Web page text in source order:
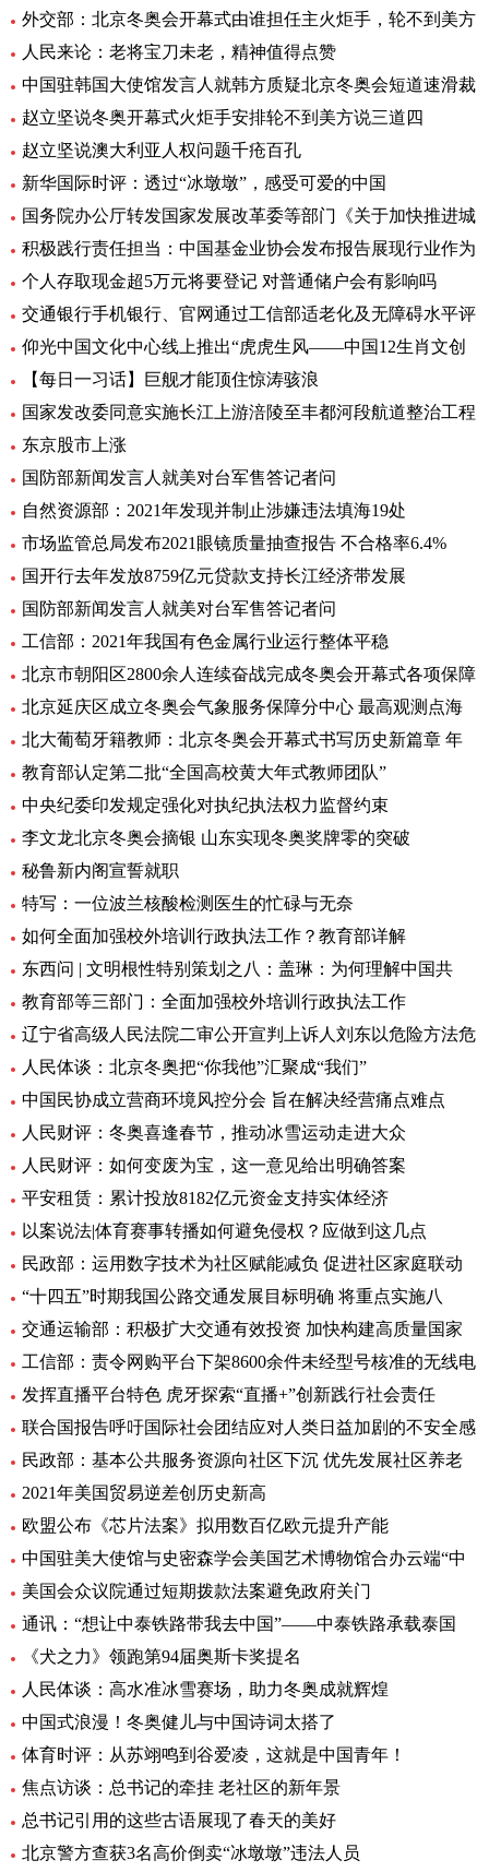
外交部：北京冬奥会开幕式由谁担任主火炬手，轮不到美方
人民来论：老将宝刀未老，精神值得点赞
中国驻韩国大使馆发言人就韩方质疑北京冬奥会短道速滑裁
赵立坚说冬奥开幕式火炬手安排轮不到美方说三道四
赵立坚说澳大利亚人权问题千疮百孔
新华国际时评：透过“冰墩墩”，感受可爱的中国
国务院办公厅转发国家发展改革委等部门《关于加快推进城
积极践行责任担当：中国基金业协会发布报告展现行业作为
个人存取现金超5万元将要登记 对普通储户会有影响吗
交通银行手机银行、官网通过工信部适老化及无障碍水平评
仰光中国文化中心线上推出“虎虎生风——中国12生肖文创
【每日一习话】巨舰才能顶住惊涛骇浪
国家发改委同意实施长江上游涪陵至丰都河段航道整治工程
东京股市上涨
国防部新闻发言人就美对台军售答记者问
自然资源部：2021年发现并制止涉嫌违法填海19处
市场监管总局发布2021眼镜质量抽查报告 不合格率6.4%
国开行去年发放8759亿元贷款支持长江经济带发展
国防部新闻发言人就美对台军售答记者问
工信部：2021年我国有色金属行业运行整体平稳
北京市朝阳区2800余人连续奋战完成冬奥会开幕式各项保障
北京延庆区成立冬奥会气象服务保障分中心 最高观测点海
北大葡萄牙籍教师：北京冬奥会开幕式书写历史新篇章 年
教育部认定第二批“全国高校黄大年式教师团队”
中央纪委印发规定强化对执纪执法权力监督约束
李文龙北京冬奥会摘银 山东实现冬奥奖牌零的突破
秘鲁新内阁宣誓就职
特写：一位波兰核酸检测医生的忙碌与无奈
如何全面加强校外培训行政执法工作？教育部详解
东西问 | 文明根性特别策划之八：盖琳：为何理解中国共
教育部等三部门：全面加强校外培训行政执法工作
辽宁省高级人民法院二审公开宣判上诉人刘东以危险方法危
人民体谈：北京冬奥把“你我他”汇聚成“我们”
中国民协成立营商环境风控分会 旨在解决经营痛点难点
人民财评：冬奥喜逢春节，推动冰雪运动走进大众
人民财评：如何变废为宝，这一意见给出明确答案
平安租赁：累计投放8182亿元资金支持实体经济
以案说法|体育赛事转播如何避免侵权？应做到这几点
民政部：运用数字技术为社区赋能减负 促进社区家庭联动
“十四五”时期我国公路交通发展目标明确 将重点实施八
交通运输部：积极扩大交通有效投资 加快构建高质量国家
工信部：责令网购平台下架8600余件未经型号核准的无线电
发挥直播平台特色 虎牙探索“直播+”创新践行社会责任
联合国报告呼吁国际社会团结应对人类日益加剧的不安全感
民政部：基本公共服务资源向社区下沉 优先发展社区养老
2021年美国贸易逆差创历史新高
欧盟公布《芯片法案》拟用数百亿欧元提升产能
中国驻美大使馆与史密森学会美国艺术博物馆合办云端“中
美国会众议院通过短期拨款法案避免政府关门
通讯：“想让中泰铁路带我去中国”——中泰铁路承载泰国
《犬之力》领跑第94届奥斯卡奖提名
人民体谈：高水准冰雪赛场，助力冬奥成就辉煌
中国式浪漫！冬奥健儿与中国诗词太搭了
体育时评：从苏翊鸣到谷爱凌，这就是中国青年！
焦点访谈：总书记的牵挂 老社区的新年景
总书记引用的这些古语展现了春天的美好
北京警方查获3名高价倒卖“冰墩墩”违法人员